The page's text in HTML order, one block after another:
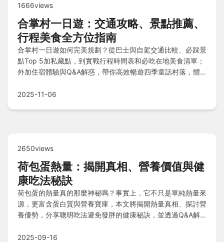
1666views
合掌村一日遊：交通攻略、景點推薦、
行程美食全方位指南
合掌村一日遊如何完美規劃？從巴士與自駕交通比較、必踩景
點Top 5加私藏點，到實戰行程時間表和必吃在地美食清單；
外加住宿體驗與Q&A解惑，帶你高效暢遊四季童話村落，體
2025-11-06
2650views
荷包蛋熱量：揭開真相、營養價值與健
康吃法秘訣
荷包蛋的熱量真的那麼神秘嗎？事實上，它不只是單純熱量來
源，更富含蛋白質與營養寶庫，本文將揭開熱量真相、探討營
養優勢，分享聰明吃法避免發胖的健康秘訣，並透過Q&A解
2025-09-16